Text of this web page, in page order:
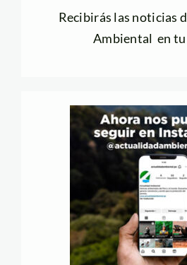
Recibirás las noticias
Ambiental en tu